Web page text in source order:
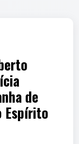
de
Espírito